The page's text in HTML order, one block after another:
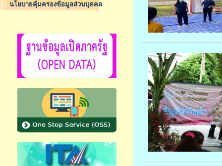
นโยบายคุ้มครองข้อมูลส่วนบุคคล